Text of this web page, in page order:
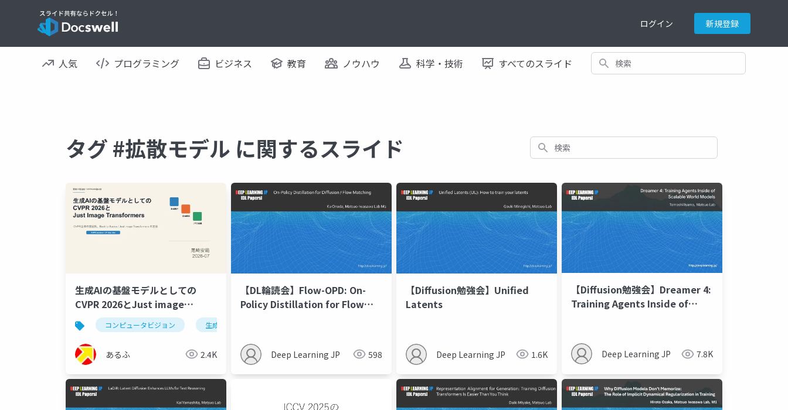
ログイン 新規登録
人気 プログラミング ビジネス 教育 ノウハウ 科学・技術 すべてのスライド 検索
タグ #拡散モデル に関するスライド 検索
生成AIの基盤モデルとしての
CVPR 2026とJust image
Transformers
コンピュータビジョン 生成ai
あるふ 2.4K
【DL輪読会】Flow-OPD: On-
Policy Distillation for Flow
Deep Learning JP 598
【Diffusion勉強会】Unified
Latents
Deep Learning JP 1.6K
【Diffusion勉強会】Dreamer 4:
Training Agents Inside of
Deep Learning JP 7.8K